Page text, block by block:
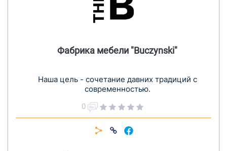
Фабрика мебели "Buczynski"
Наша цель - сочетание давних традиций с
современностью.
0